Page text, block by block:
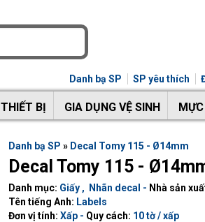
Danh bạ SP
SP yêu thích
THIẾT BỊ GIA DỤNG VỆ SINH
Danh bạ SP » Decal Tomy 115 - Ø14mm
Decal Tomy 115 -
Danh mục: Giấy, Nhãn decal - Nhà sản
Tên tiếng Anh: Labels
Đơn vị tính: Xấp - Quy cách: 10 tờ / xấp